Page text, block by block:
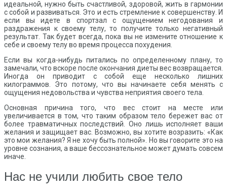
идеальной, нужно быть счастливой, здоровой, жить в гармонии
с собой и развиваться. Это и есть стремление к совершенству. И
если вы идете в спортзал с ощущением негодования и
раздражения к своему телу, то получите только негативный
результат. Так будет всегда, пока вы не измените отношение к
себе и своему телу во время процесса похудения.
Если вы когда-нибудь питались по определенному плану, то
замечали, что вскоре после окончания диеты вес возвращается.
Иногда он приводит с собой еще несколько лишних
килограммов. Это потому, что вы начинаете себя менять с
ощущения недовольства и чувства неприятия своего тела.
Основная причина того, что вес стоит на месте или
увеличивается в том, что таким образом тело бережет вас от
более травматичных последствий. Оно лишь исполняет ваши
желания и защищает вас. Возможно, вы хотите возразить: «Как
это мои желания? Я не хочу быть полной». Но вы говорите это на
уровне сознания, а ваше бессознательное может думать совсем
иначе.
Нас не учили любить свое тело